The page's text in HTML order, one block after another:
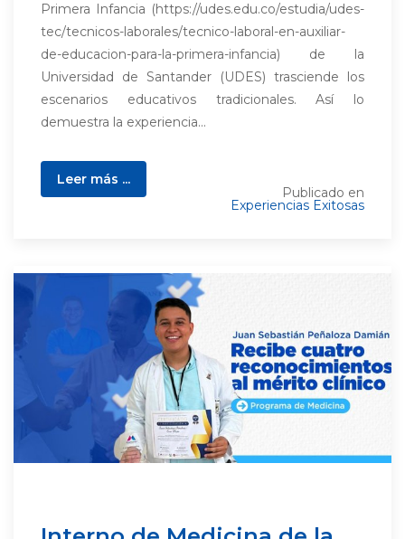
Primera Infancia (https://udes.edu.co/estudia/udes-
tec/tecnicos-laborales/tecnico-laboral-en-auxiliar-
de-educacion-para-la-primera-infancia) de la
Universidad de Santander (UDES) trasciende los
escenarios educativos tradicionales. Así lo
demuestra la experiencia...
Leer más ...
Publicado en
Experiencias Exitosas